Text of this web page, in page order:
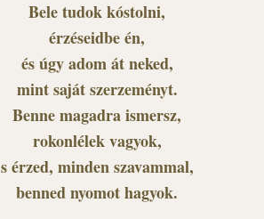
Bele tudok kóstolni,
érzéseidbe én,
és úgy adom át neked,
mint saját szerzeményt.
Benne magadra ismersz,
rokonlélek vagyok,
s érzed, minden szavammal,
benned nyomot hagyok.